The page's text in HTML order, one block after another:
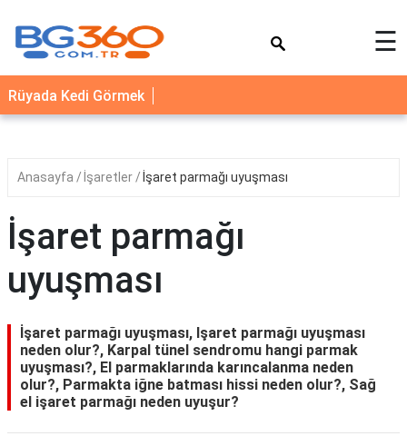
YEMEK
TARİFLERİ
SAĞLIK
İLETİŞİM
☰
Rüyada Kedi Görmek
Anasayfa İşaretler İşaret parmağı uyuşması
İşaret parmağı
uyuşması
İşaret parmağı uyuşması, Işaret parmağı uyuşması
neden olur?, Karpal tünel sendromu hangi parmak
uyuşması?, El parmaklarında karıncalanma neden
olur?, Parmakta iğne batması hissi neden olur?, Sağ
el işaret parmağı neden uyuşur?